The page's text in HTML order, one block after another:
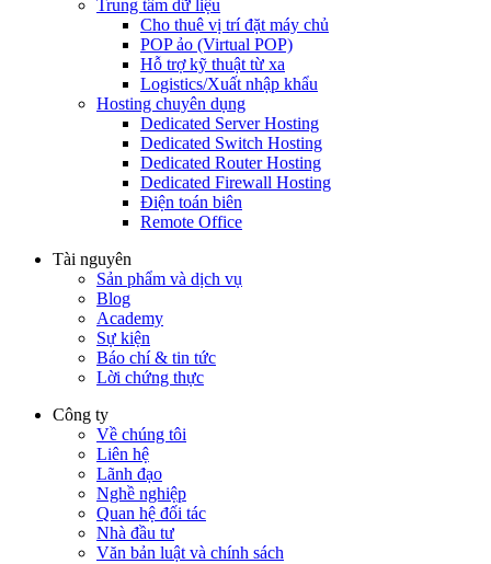
Trung tâm dữ liệu
Cho thuê vị trí đặt máy chủ
POP ảo (Virtual POP)
Hỗ trợ kỹ thuật từ xa
Logistics/Xuất nhập khẩu
Hosting chuyên dụng
Dedicated Server Hosting
Dedicated Switch Hosting
Dedicated Router Hosting
Dedicated Firewall Hosting
Điện toán biên
Remote Office
Tài nguyên
Sản phẩm và dịch vụ
Blog
Academy
Sự kiện
Báo chí & tin tức
Lời chứng thực
Công ty
Về chúng tôi
Liên hệ
Lãnh đạo
Nghề nghiệp
Quan hệ đối tác
Nhà đầu tư
Văn bản luật và chính sách